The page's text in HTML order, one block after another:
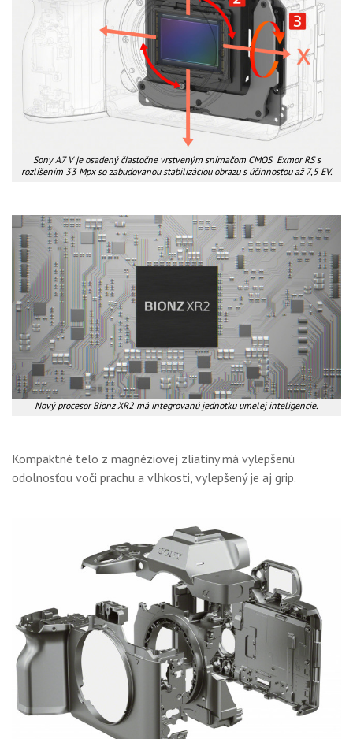
Sony A7 V je osadený čiastočne vrstveným snímačom CMOS Exmor RS s
rozlíšením 33 Mpx so zabudovanou stabilizáciou obrazu s účinnosťou až 7,5 EV.
Nový procesor Bionz XR2 má integrovanú jednotku umelej inteligencie.
Kompaktné telo z magnéziovej zliatiny má vylepšenú
odolnosťou voči prachu a vlhkosti, vylepšený je aj grip.